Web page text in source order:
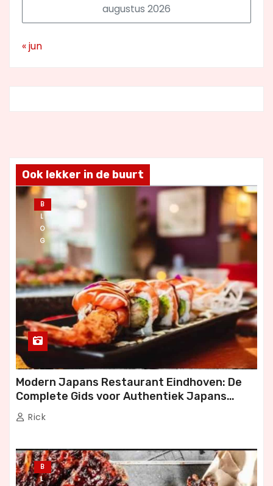
augustus 2026
« jun
Ook lekker in de buurt
B
L
O
G
Modern Japans Restaurant Eindhoven: De
Complete Gids voor Authentiek Japans
Dineren
Rick
B
L